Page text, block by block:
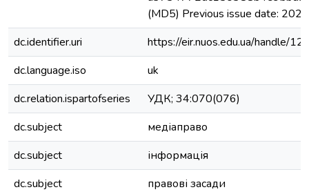
(MD5) Previous issue date: 2024
dc.identifier.uri
https://eir.nuos.edu.ua/handle/
dc.language.iso
uk
dc.relation.ispartofseries
УДК; 34:070(076)
dc.subject
медіаправо
dc.subject
інформація
dc.subject
правові засади